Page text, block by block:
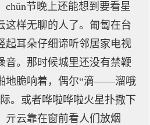
chūn节晚上还能想到要看星
这样无聊的人了。匍匐在台
起耳朵仔细谛听邻居家电视
音。那时候城里还没有禁鞭
地脆响着，偶尔“滴——溜哦
。或者哗啦哗啦火星扑撒下
亓云靠在窗前看人们放烟